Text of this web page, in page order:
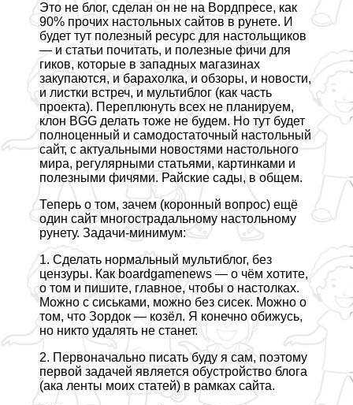
Это не блог, сделан он не на Вордпресе, как
90% прочих настольных сайтов в рунете. И
будет тут полезный ресурс для настольщиков
— и статьи почитать, и полезные фичи для
гиков, которые в западных магазинах
закупаются, и барахолка, и обзоры, и новости,
и листки встреч, и мультиблог (как часть
проекта). Переплюнуть всех не планируем,
клон BGG делать тоже не будем. Но тут будет
полноценный и самодостаточный настольный
сайт, с актуальными новостями настольного
мира, регулярными статьями, картинками и
полезными фичями. Райские сады, в общем.
Теперь о том, зачем (коронный вопрос) ещё
один сайт многострадальному настольному
рунету. Задачи-минимум:
1. Сделать нормальный мультиблог, без
цензуры. Как boardgamenews — о чём хотите,
о том и пишите, главное, чтобы о настолках.
Можно с cиcьками, можно без сисек. Можно о
том, что Зордок — козёл. Я конечно обижусь,
но никто удалять не станет.
2. Первоначально писать буду я сам, поэтому
первой задачей является обустройство блога
(ака ленты моих статей) в рамках сайта.